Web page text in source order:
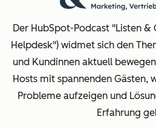
Der HubSpot-Podcast "Listen
Helpdesk") widmet sich den
und Kundinnen aktuell
Hosts mit spannenden Gästen,
Probleme aufzeigen und
Erfahrung